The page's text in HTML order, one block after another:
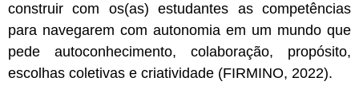
construir com os(as) estudantes as competências
para navegarem com autonomia em um mundo que
pede autoconhecimento, colaboração, propósito,
escolhas coletivas e criatividade (FIRMINO, 2022).